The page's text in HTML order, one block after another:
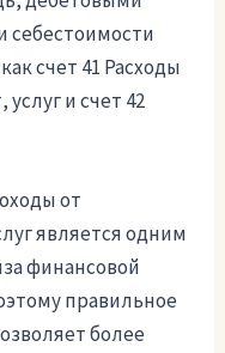
себестоимости
счет 41 Расходы
и счет 42
от
является одним
финансовой
правильное
более